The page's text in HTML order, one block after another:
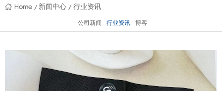
Home 新闻中心 行业资讯
公司新闻 行业资讯 博客